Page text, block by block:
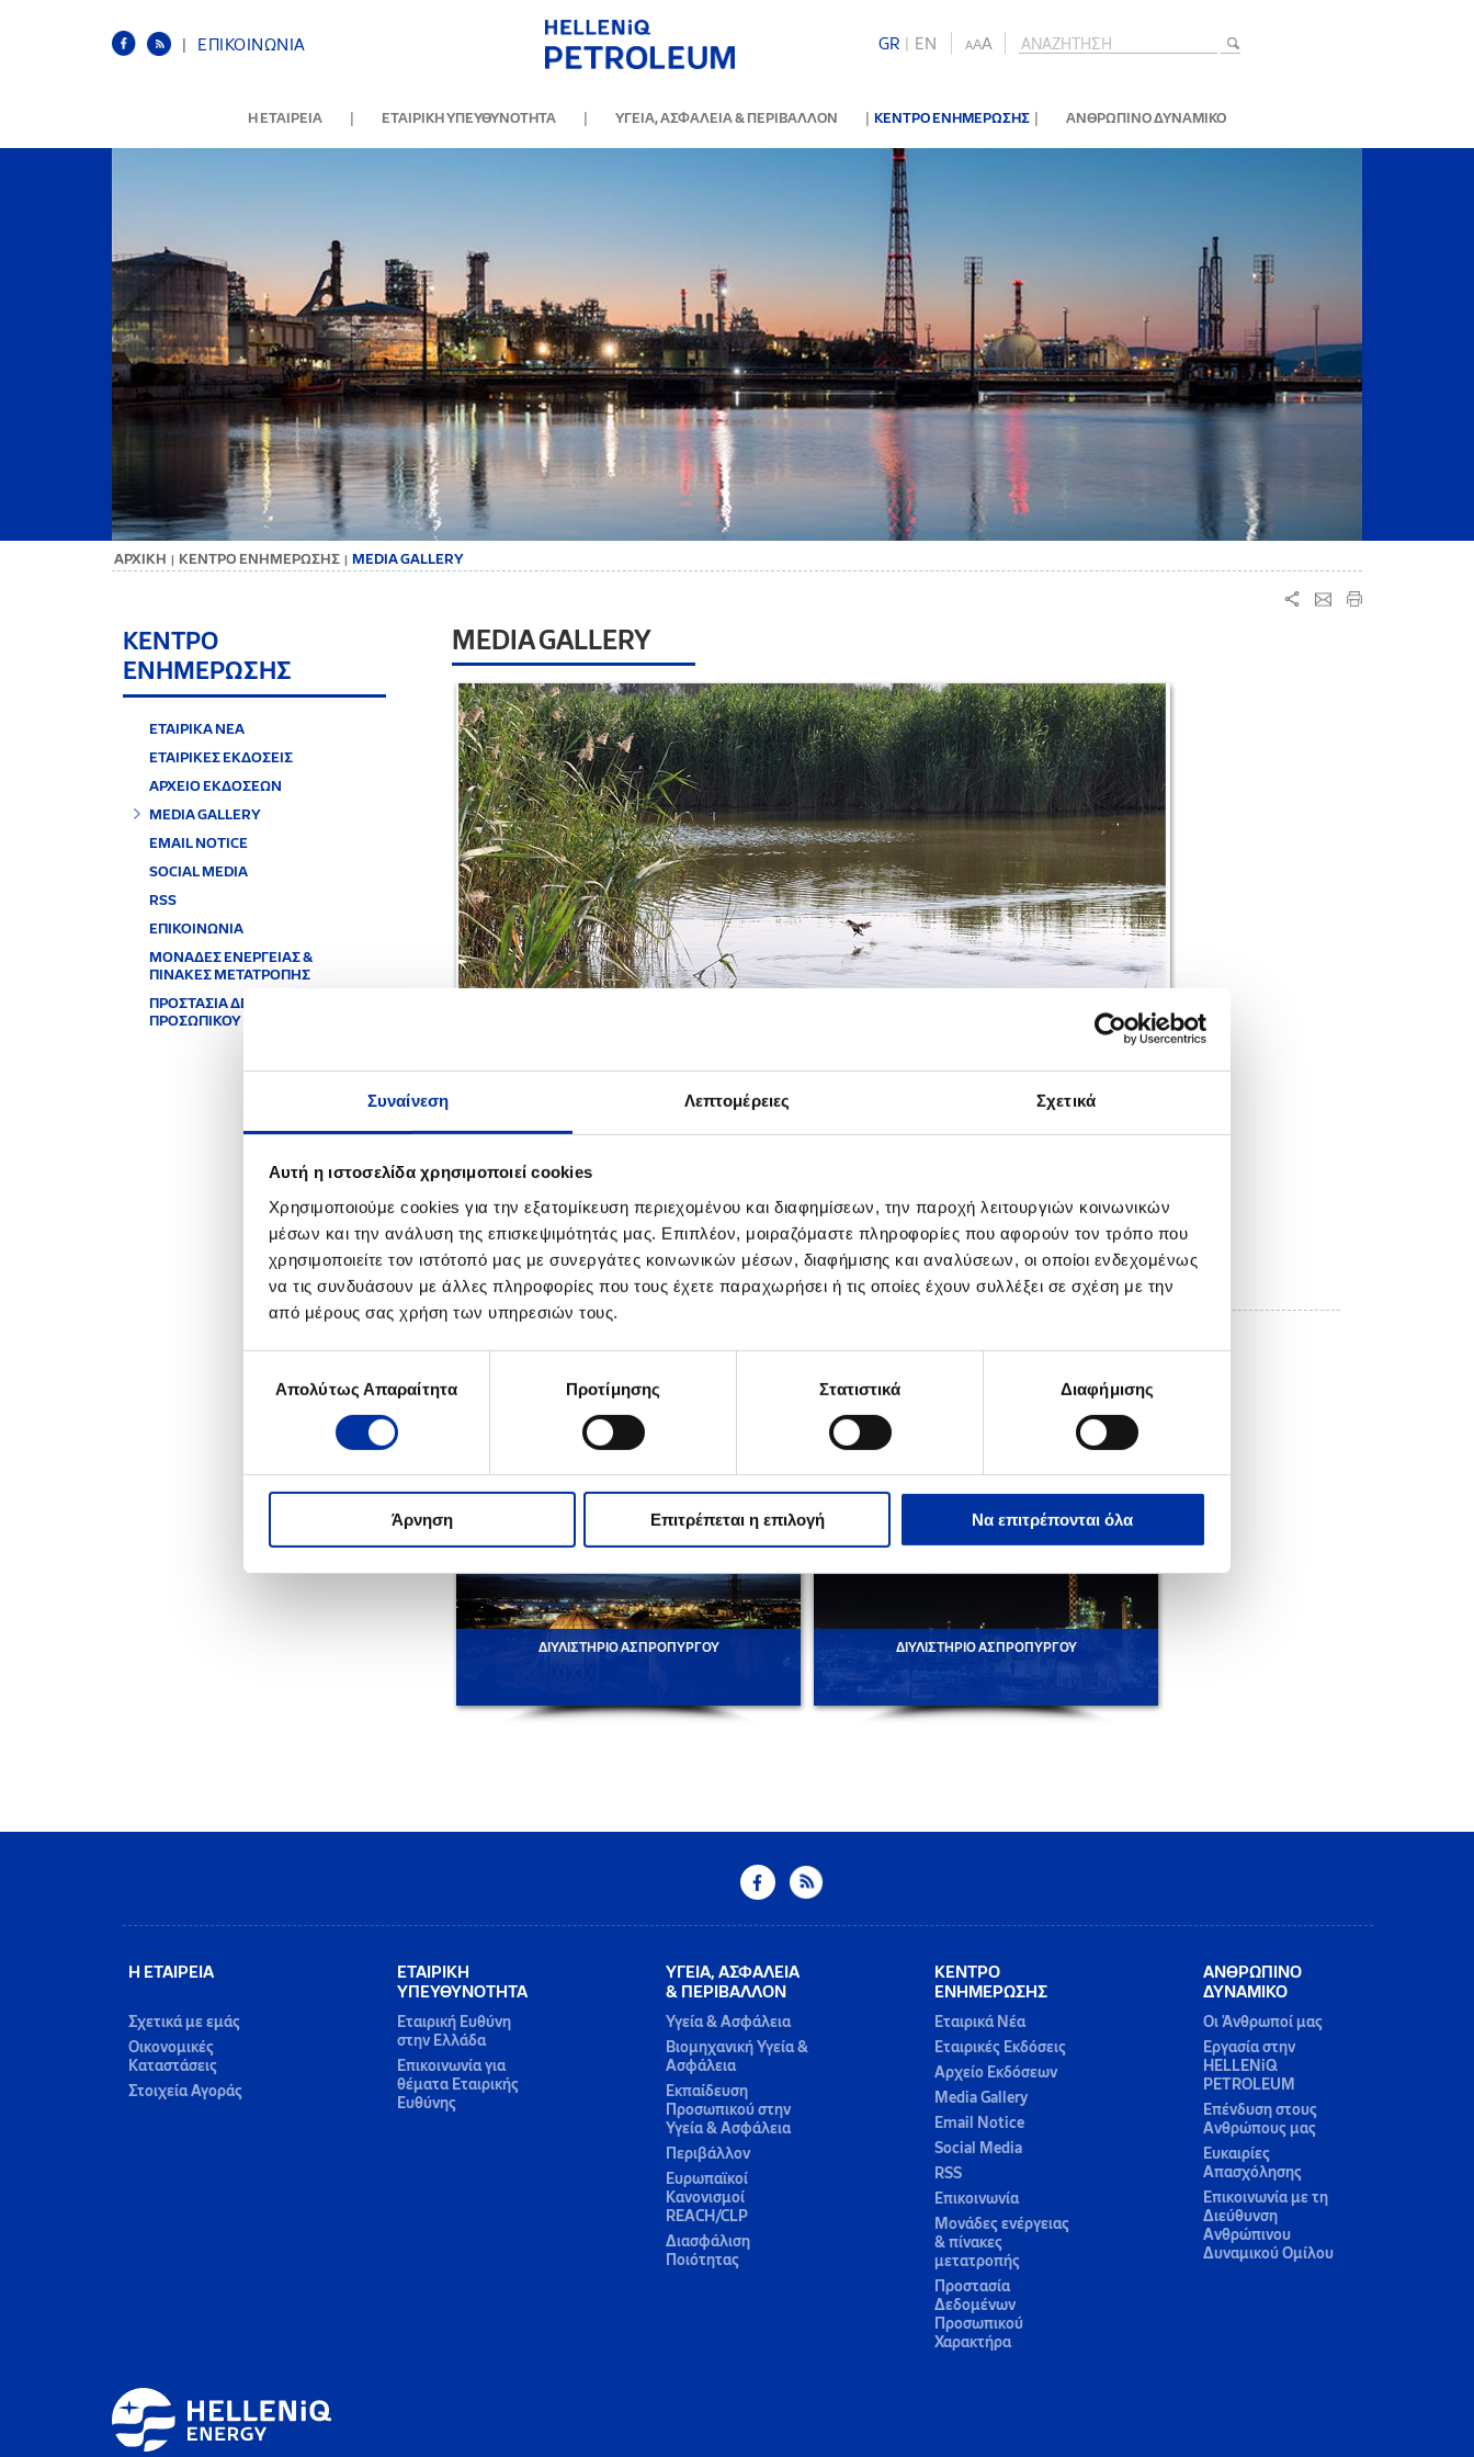
Συναίνεση Λεπτομέρειες Σχετικά
Αυτή η ιστοσελίδα χρησιμοποιεί cookies
Χρησιμοποιούμε cookies για την εξατομίκευση περιεχομένου και διαφημίσεων, την παροχή λειτουργιών κοινωνικών
μέσων και την ανάλυση της επισκεψιμότητάς μας. Επιπλέον, μοιραζόμαστε πληροφορίες που αφορούν τον τρόπο που
χρησιμοποιείτε τον ιστότοπό μας με συνεργάτες κοινωνικών μέσων, διαφήμισης και αναλύσεων, οι οποίοι ενδεχομένως
να τις συνδυάσουν με άλλες πληροφορίες που τους έχετε παραχωρήσει ή τις οποίες έχουν συλλέξει σε σχέση με την
από μέρους σας χρήση των υπηρεσιών τους.
συγκατάθεσης
Απολύτως Απαραίτητα Προτίμησης Στατιστικά Διαφήμισης
Άρνηση Επιτρέπεται η επιλογή Να επιτρέπονται όλα
| ΕΠΙΚΟΙΝΩΝΙΑ GR | ΕΝ AAA
Η ΕΤΑΙΡΕΙΑ | ΕΤΑΙΡΙΚΗ ΥΠΕΥΘΥΝΟΤΗΤΑ | ΥΓΕΙΑ, ΑΣΦΑΛΕΙΑ & ΠΕΡΙΒΑΛΛΟΝ | ΚΕΝΤΡΟ ΕΝΗΜΕΡΩΣΗΣ | ΑΝΘΡΩΠΙΝΟ ΔΥΝΑΜΙΚΟ
ΑΡΧΙΚΗ | ΚΕΝΤΡΟ ΕΝΗΜΕΡΩΣΗΣ | MEDIA GALLERY
ΚΕΝΤΡΟ
ΕΝΗΜΕΡΩΣΗΣ
ΕΤΑΙΡΙΚΑ ΝΕΑ
ΕΤΑΙΡΙΚΕΣ ΕΚΔΟΣΕΙΣ
ΑΡΧΕΙΟ ΕΚΔΟΣΕΩΝ
MEDIA GALLERY
EMAIL NOTICE
SOCIAL MEDIA
RSS
ΕΠΙΚΟΙΝΩΝΙΑ
ΜΟΝΑΔΕΣ ΕΝΕΡΓΕΙΑΣ &
ΠΙΝΑΚΕΣ ΜΕΤΑΤΡΟΠΗΣ
ΠΡΟΣΤΑΣΙΑ ΔΕΔΟΜΕΝΩΝ
ΠΡΟΣΩΠΙΚΟΥ ΧΑΡΑΚΤΗΡΑ
MEDIA GALLERY
ΠΡΟΣΘΗΚΗ ΣΤΑ DOWNLOADS ΚΑΤΕΒΑΣΤΕ ΤΗ ΦΩΤΟΓΡΑΦΙΑ
Δράσεις Εταιρικής Υπευθυνότητας Ομίλου - Περιβάλλον
ΣΧΕΤΙΚΟ ΥΛΙΚΟ
ΔΙΥΛΙΣΤΗΡΙΟ ΑΣΠΡΟΠΥΡΓΟΥ ΔΙΥΛΙΣΤΗΡΙΟ ΑΣΠΡΟΠΥΡΓΟΥ
Η ΕΤΑΙΡΕΙΑ
Σχετικά με εμάς
Οικονομικές
Καταστάσεις
Στοιχεία Αγοράς
ΕΤΑΙΡΙΚΗ
ΥΠΕΥΘΥΝΟΤΗΤΑ
Εταιρική Ευθύνη
στην Ελλάδα
Επικοινωνία για
θέματα Εταιρικής
Ευθύνης
ΥΓΕΙΑ, ΑΣΦΑΛΕΙΑ
& ΠΕΡΙΒΑΛΛΟΝ
Υγεία & Ασφάλεια
Βιομηχανική Υγεία &
Ασφάλεια
Εκπαίδευση
Προσωπικού στην
Υγεία & Ασφάλεια
Περιβάλλον
Ευρωπαϊκοί
Κανονισμοί
REACH/CLP
Διασφάλιση
Ποιότητας
ΚΕΝΤΡΟ
ΕΝΗΜΕΡΩΣΗΣ
Εταιρικά Νέα
Εταιρικές Εκδόσεις
Αρχείο Εκδόσεων
Media Gallery
Email Notice
Social Media
RSS
Επικοινωνία
Μονάδες ενέργειας
& πίνακες
μετατροπής
Προστασία
Δεδομένων
Προσωπικού
Χαρακτήρα
ΑΝΘΡΩΠΙΝΟ
ΔΥΝΑΜΙΚΟ
Οι Άνθρωποί μας
Εργασία στην
HELLENiQ
PETROLEUM
Επένδυση στους
Ανθρώπους μας
Ευκαιρίες
Απασχόλησης
Επικοινωνία με τη
Διεύθυνση
Ανθρώπινου
Δυναμικού Ομίλου